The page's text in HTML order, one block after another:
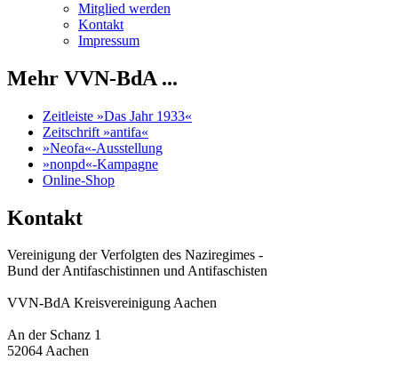
Mitglied werden
Kontakt
Impressum
Mehr VVN-BdA ...
Zeitleiste »Das Jahr 1933«
Zeitschrift »antifa«
»Neofa«-Ausstellung
»nonpd«-Kampagne
Online-Shop
Kontakt
Vereinigung der Verfolgten des Naziregimes -
Bund der Antifaschistinnen und Antifaschisten
VVN-BdA Kreisvereinigung Aachen
An der Schanz 1
52064 Aachen